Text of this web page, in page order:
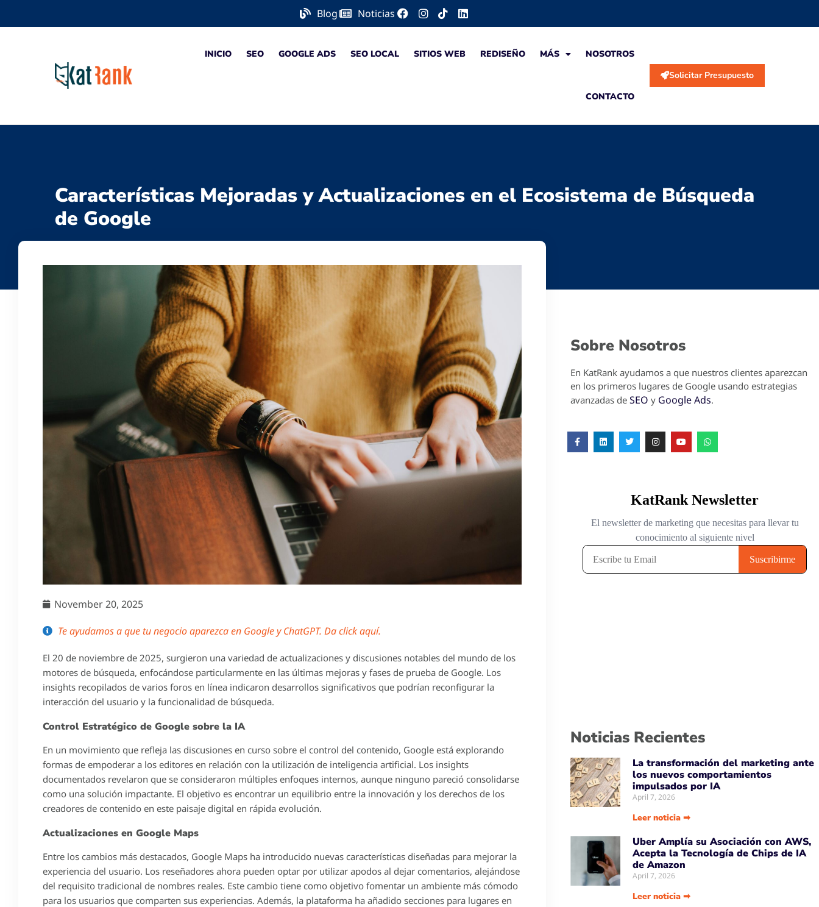
Blog Noticias
INICIO SEO GOOGLE ADS SEO LOCAL SITIOS WEB REDISEÑO MÁS NOSOTROS
CONTACTO
Solicitar Presupuesto
Características Mejoradas y Actualizaciones en el Ecosistema de Búsqueda
de Google
November 20, 2025
Te ayudamos a que tu negocio aparezca en Google y ChatGPT. Da click aquí.
El 20 de noviembre de 2025, surgieron una variedad de actualizaciones y discusiones notables del mundo de los
motores de búsqueda, enfocándose particularmente en las últimas mejoras y fases de prueba de Google. Los
insights recopilados de varios foros en línea indicaron desarrollos significativos que podrían reconfigurar la
interacción del usuario y la funcionalidad de búsqueda.
Control Estratégico de Google sobre la IA
En un movimiento que refleja las discusiones en curso sobre el control del contenido, Google está explorando
formas de empoderar a los editores en relación con la utilización de inteligencia artificial. Los insights
documentados revelaron que se consideraron múltiples enfoques internos, aunque ninguno pareció consolidarse
como una solución impactante. El objetivo es encontrar un equilibrio entre la innovación y los derechos de los
creadores de contenido en este paisaje digital en rápida evolución.
Actualizaciones en Google Maps
Entre los cambios más destacados, Google Maps ha introducido nuevas características diseñadas para mejorar la
experiencia del usuario. Los reseñadores ahora pueden optar por utilizar apodos al dejar comentarios, alejándose
del requisito tradicional de nombres reales. Este cambio tiene como objetivo fomentar un ambiente más cómodo
para los usuarios que comparten sus experiencias. Además, la plataforma ha añadido secciones para lugares en
Sobre Nosotros
En KatRank ayudamos a que nuestros clientes aparezcan
en los primeros lugares de Google usando estrategias
avanzadas de SEO y Google Ads.
Noticias Recientes
La transformación del marketing ante
los nuevos comportamientos
impulsados por IA
April 7, 2026
Leer noticia ➡
Uber Amplía su Asociación con AWS,
Acepta la Tecnología de Chips de IA
de Amazon
April 7, 2026
Leer noticia ➡